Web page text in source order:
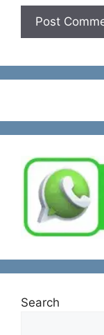
Search